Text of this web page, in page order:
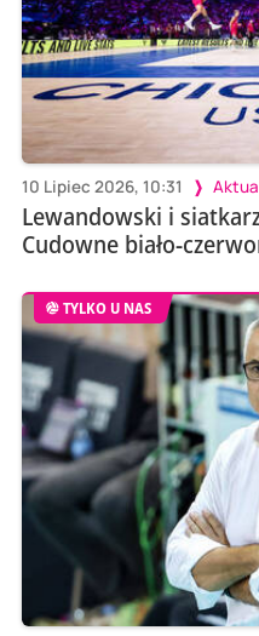
10 Lipiec 2026, 10:31
Lewandowski i
Cudowne biało-
TYLKO U NAS